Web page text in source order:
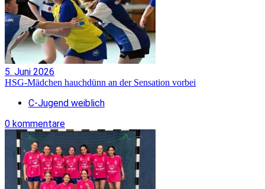
5. Juni 2026
HSG-Mädchen hauchdünn an der Sensation vorbei
C-Jugend weiblich
0 kommentare